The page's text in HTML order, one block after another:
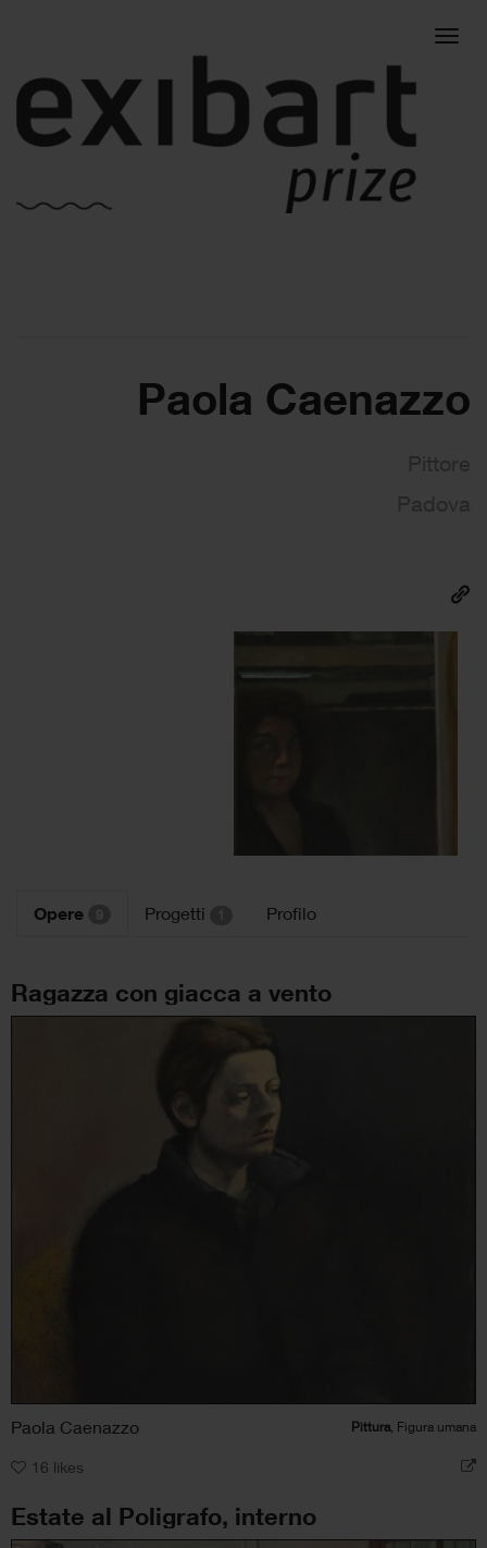
Paola Caenazzo
Opere Progetti Profilo
Ragazza con giacca a vento
Paola Caenazzo Pittura , Figura umana
16 likes
Estate al Poligrafo, interno